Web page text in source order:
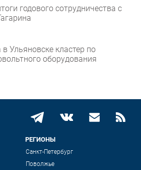
годового сотрудничества с
в Ульяновске кластер по
оборудования
РЕГИОНЫ
Санкт-Петербург
Поволжье